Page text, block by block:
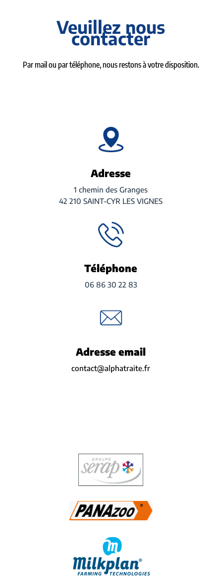
Veuillez nous
contacter
Par mail ou par téléphone, nous restons à votre disposition.
Adresse
1 chemin des Granges
42 210 SAINT-CYR LES VIGNES
Téléphone
06 86 30 22 83
Adresse email
contact@alphatraite.fr